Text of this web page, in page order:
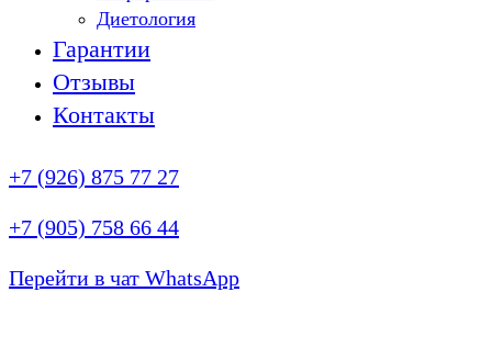
Диетология
Гарантии
Отзывы
Контакты
+7 (926) 875 77 27
+7 (905) 758 66 44
Перейти в чат WhatsApp